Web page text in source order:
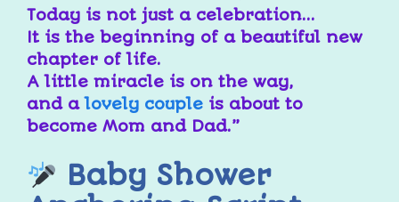
Today is not just a celebration…
It is the beginning of a beautiful new
chapter of life.
A little miracle is on the way,
and alovely couple is about to
become Mom and Dad.”
Baby Shower